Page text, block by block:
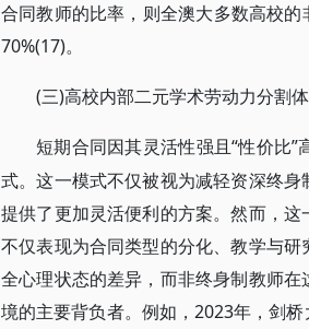
合同教师的比率，则全澳大多数高校
70%(17)。
(三)高校内部二元学术劳动力分割
短期合同因其灵活性强且“性价比
式。这一模式不仅被视为减轻资深终
提供了更加灵活便利的方案。然而，
不仅表现为合同类型的分化、教学与
全心理状态的差异，而非终身制教师
境的主要背负者。例如，2023年，剑